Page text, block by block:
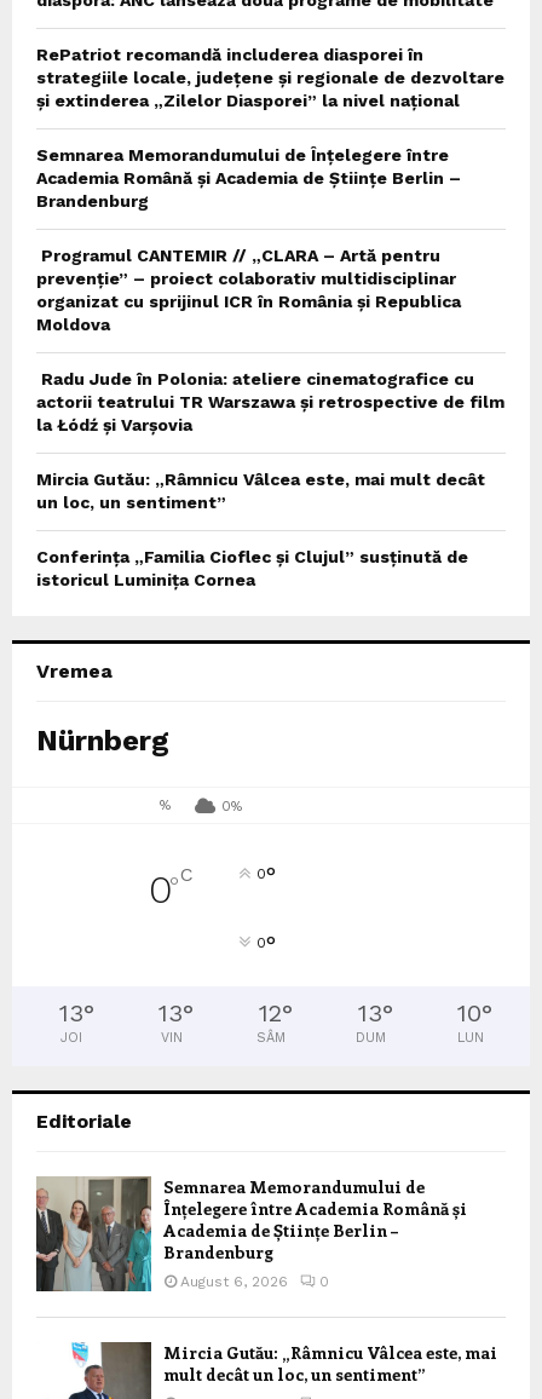
RePatriot recomandă includerea diasporei în
strategiile locale, județene și regionale de dezvoltare
și extinderea „Zilelor Diasporei” la nivel național
Semnarea Memorandumului de Înțelegere între
Academia Română și Academia de Științe Berlin –
Brandenburg
Programul CANTEMIR // „CLARA – Artă pentru
prevenție” – proiect colaborativ multidisciplinar
organizat cu sprijinul ICR în România și Republica
Moldova
Radu Jude în Polonia: ateliere cinematografice cu
actorii teatrului TR Warszawa și retrospective de film
la Łódź și Varșovia
Mircia Gutău: „Râmnicu Vâlcea este, mai mult decât
un loc, un sentiment”
Conferința „Familia Cioflec și Clujul” susținută de
istoricul Luminița Cornea
Vremea
Nürnberg
% 0%
0°C 0°
0°
13°
JOI
13°
VIN
12°
SÂM
13°
DUM
10°
LUN
Editoriale
Semnarea Memorandumului de
Înțelegere între Academia Română și
Academia de Științe Berlin –
Brandenburg
August 6, 2026 0
Mircia Gutău: „Râmnicu Vâlcea este, mai
mult decât un loc, un sentiment”